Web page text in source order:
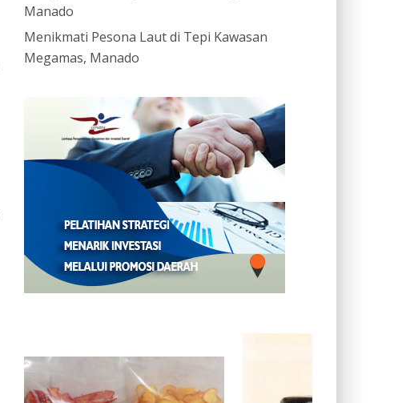
Manado
Menikmati Pesona Laut di Tepi Kawasan
Megamas, Manado